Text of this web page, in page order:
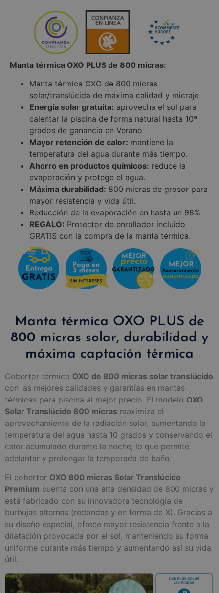
Manta térmica OXO PLUS de 800 micras:
Manta térmica OXO de 800 micras
solar/translúcida de máxima calidad y micraje
Energía solar gratuita: aprovecha el sol para
calentar la piscina de forma natural hasta 10º
grados de ganancia en Verano
Mayor retención de calor: mantiene la
temperatura del agua durante más tiempo.
Ahorro en productos químicos: reduce la
evaporación y protege el agua.
Máxima durabilidad: 800 micras de grosor para
mayor resistencia y vida útil.
Reducción de la evaporación en hasta un 98%
REGALO: Protector de enrollador incluido
GRATIS con la compra de la manta térmica.
Manta térmica OXO PLUS de
800 micras solar, durabilidad y
máxima captación térmica
Cobertor térmico OXO de 800 micras solar translúcido
con las mejores calidades y garantías en mantas
térmicas para piscina al mejor precio. El modelo OXO
Solar Translúcido 800 micras maximiza el
aprovechamiento de la radiación solar, aumentando la
temperatura del agua hasta 10 grados y conservando el
calor acumulado durante la noche, lo que permite
adelantar y prolongar la temporada de baño.
El cobertor OXO 800 micras Solar Translúcido
Premium cuenta con una alta densidad de 800 micras y
está fabricado con su innovadora tecnología de
burbujas alternas (redondas y en forma de X). Gracias a
su diseño especial, ofrece mayor resistencia frente a la
dilatación provocada por el sol, manteniendo su forma
uniforme durante más tiempo y aumentando así su vida
útil.